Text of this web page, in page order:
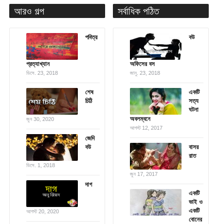
আরও গল্প
পবিত্র
প্রত্যাখ্যান
ডিসে. 23, 2018
শেষ
চিঠি
জুন 30, 2020
জেদি
বউ
ডিসে. 1, 2018
দাগ
আগস্ট 20, 2020
সর্বাধিক পঠিত
বউ
অফিসের বস
জানু. 23, 2018
একটি
সত্য
ঘটনা
অবলম্বনে
আগস্ট 12, 2017
বাসর
রাত
জুন 17, 2017
একটি
ভাই ও
একটি
বোনের